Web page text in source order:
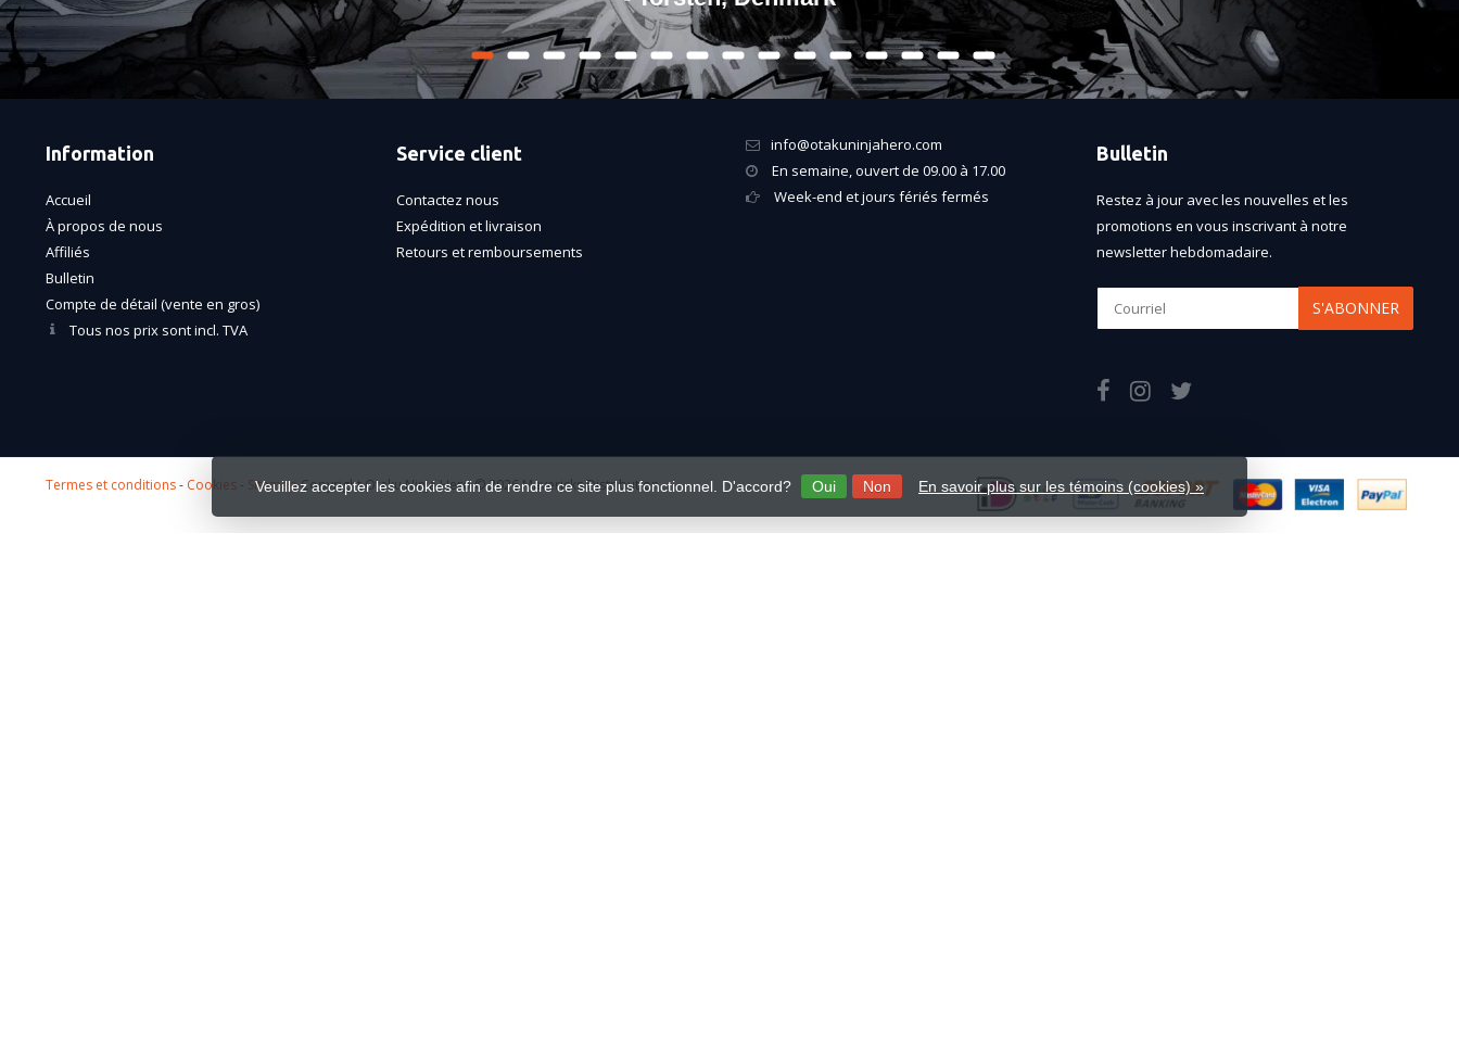
Information
Accueil
À propos de nous
Affiliés
Bulletin
Compte de détail (vente en gros)
Tous nos prix sont incl. TVA
Service client
Contactez nous
Expédition et livraison
Retours et remboursements
info@otakuninjahero.com
En semaine, ouvert de 09.00 à 17.00
Week-end et jours fériés fermés
Bulletin
Restez à jour avec les nouvelles et les
promotions en vous inscrivant à notre
newsletter hebdomadaire.
S'ABONNER
Veuillez accepter les cookies afin de rendre ce site plus fonctionnel. D'accord? Oui Non En savoir plus sur les témoins (cookies) »
Termes et conditions- Cookies - SitemapCopyright Otaku Ninja Hero © 2026 Mavericks Distribution